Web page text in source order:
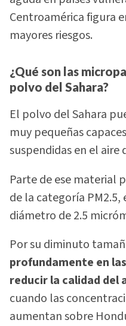
Centroamérica figura
mayores riesgos.
¿Qué son las
polvo del Sahara?
El polvo del Sahara
muy pequeñas
suspendidas en el
Parte de ese material
de la categoría
diámetro de 2.5
Por su diminuto
profundamente en
reducir la calidad del
cuando las
aumentan sobre